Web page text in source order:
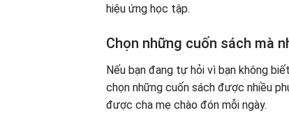
hiệu ứng học tập.
Chọn những cuốn sách mà
Nếu bạn đang tự hỏi vì bạn không
chọn những cuốn sách được nhiều
được cha mẹ chào đón mỗi ngày.